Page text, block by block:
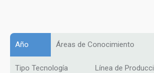
Año Áreas de Conocimiento
Tipo Tecnología Línea de